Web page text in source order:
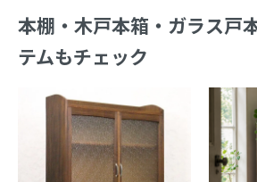
本棚・木戸本箱・ガラス戸
テムもチェック